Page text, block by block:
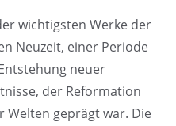
wichtigsten Werke der
Neuzeit, einer Periode
neuer
der Reformation
Welten geprägt war. Die